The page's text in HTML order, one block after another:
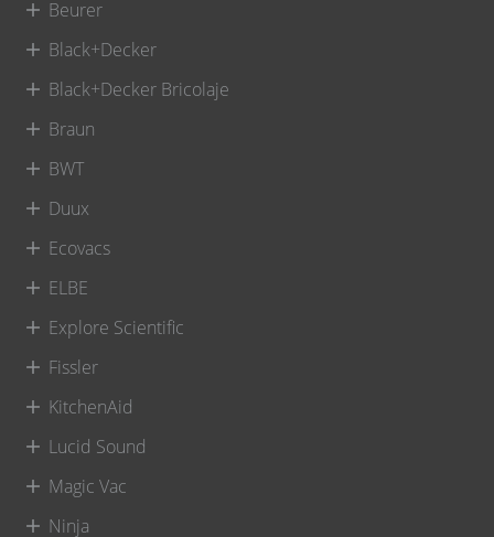
Beurer
Black+Decker
Black+Decker Bricolaje
Braun
BWT
Duux
Ecovacs
ELBE
Explore Scientific
Fissler
KitchenAid
Lucid Sound
Magic Vac
Ninja